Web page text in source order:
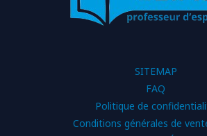
SITEMAP
FAQ
Politique de
Conditions générales de